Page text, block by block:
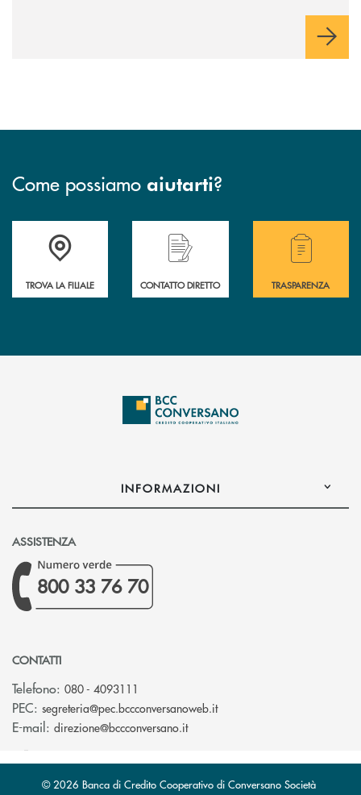
Come possiamo aiutarti?
Accedi all' elenco completo delle filiali della Bcc.
TROVA LA FILIALE
Hai bisogno di assistenza immediata?
CONTATTO DIRETTO
Hai bisogno di
TRASPARENZA
INFORMAZIONI
ASSISTENZA
800 33 76 70
CONTATTI
Telefono: 080 - 4093111
PEC: segreteria@pec.bccconversanoweb.it(si apre l’app di posta
E-mail: direzione@bccconversano.it(si apre l’app di posta
© 2026 Banca di Credito Cooperativo di Conversano Società